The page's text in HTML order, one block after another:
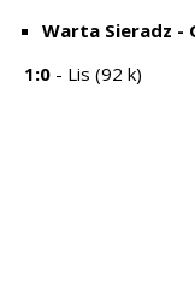
Warta Sieradz -
1:0 - Lis (92 k)